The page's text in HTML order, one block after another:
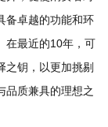
备卓越的功能和环
在最近的10年，可
之钥，以更加挑剔
品质兼具的理想之